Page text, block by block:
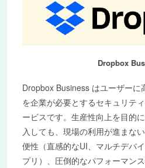
Dropbox
Dropbox Business はユーザー
を企業が必要とするセキュリテ
ービスです。生産性向上を目的
入しても、現場の利用が進まな
便性（直感的なUI、マルチデバ
プリ）、圧倒的なパフォーマン